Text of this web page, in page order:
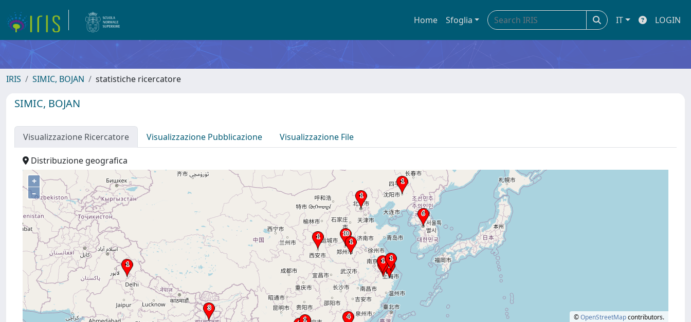
Home Sfoglia IT LOGIN
IRIS SIMIC, BOJAN statistiche ricercatore
SIMIC, BOJAN
Visualizzazione Ricercatore Visualizzazione Pubblicazione Visualizzazione File
Distribuzione geografica
+
–
©OpenStreetMapcontributors.